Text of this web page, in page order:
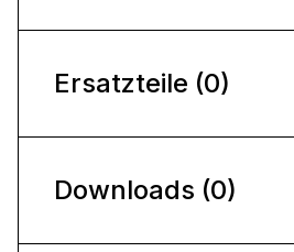
Ersatzteile (0)
Downloads (0)